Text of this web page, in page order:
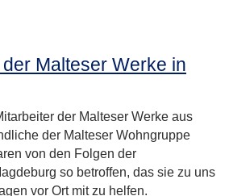
Malteser Werke in
der Malteser Werke aus
der Malteser Wohngruppe
von den Folgen der
so betroffen, das sie zu uns
vor Ort mit zu helfen.